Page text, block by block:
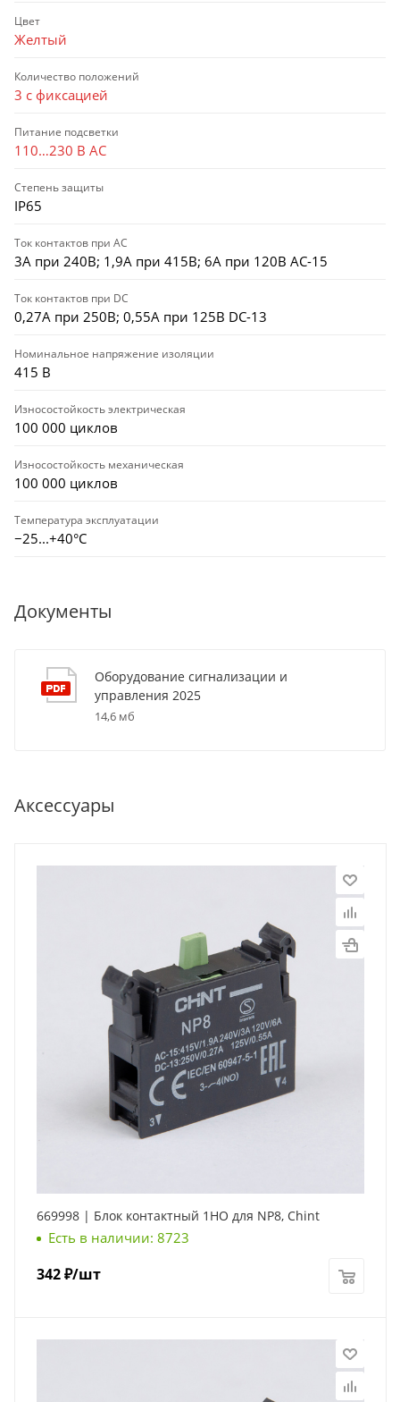
Цвет
Желтый
Количество положений
3 с фиксацией
Питание подсветки
110…230 В AC
Степень защиты
IP65
Ток контактов при АС
3А при 240В; 1,9А при 415В; 6А при 120В AC-15
Ток контактов при DC
0,27А при 250В; 0,55А при 125В DC-13
Номинальное напряжение изоляции
415 В
Износостойкость электрическая
100 000 циклов
Износостойкость механическая
100 000 циклов
Температура эксплуатации
−25...+40°С
Документы
Оборудование сигнализации и
управления 2025
14,6 мб
Аксессуары
669998 | Блок контактный 1НО для NP8, Chint
Есть в наличии: 8723
342₽/шт